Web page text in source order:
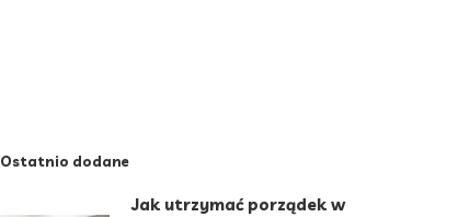
Ostatnio dodane
Jak utrzymać porządek w